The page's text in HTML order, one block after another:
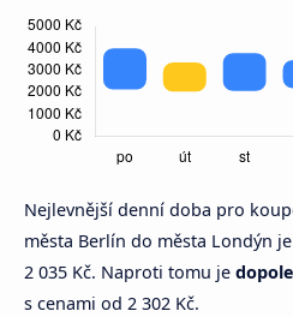
Nejlevnější denní doba pro
města Berlín do města Londýn je
2 035 Kč. Naproti tomu je
s cenami od 2 302 Kč.